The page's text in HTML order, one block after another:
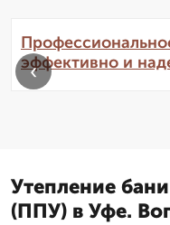
эффективно и
‹
Утепление
(ППУ) в Уфе.